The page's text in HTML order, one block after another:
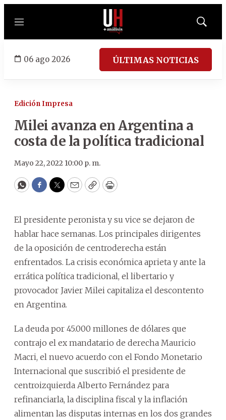
Menú
Mostrar
06 ago 2026 ÚLTIMAS NOTICIAS
Edición Impresa
Milei avanza en Argentina a
costa de la política tradicional
Mayo 22, 2022 10:00 p. m.
WhatsApp
Facebook
Twitter
EmailCopyPrint
El presidente peronista y su vice se dejaron de
hablar hace semanas. Los principales dirigentes
de la oposición de centroderecha están
enfrentados. La crisis económica aprieta y ante la
errática política tradicional, el libertario y
provocador Javier Milei capitaliza el descontento
en Argentina.
La deuda por 45.000 millones de dólares que
contrajo el ex mandatario de derecha Mauricio
Macri, el nuevo acuerdo con el Fondo Monetario
Internacional que suscribió el presidente de
centroizquierda Alberto Fernández para
refinanciarla, la disciplina fiscal y la inflación
alimentan las disputas internas en los dos grandes